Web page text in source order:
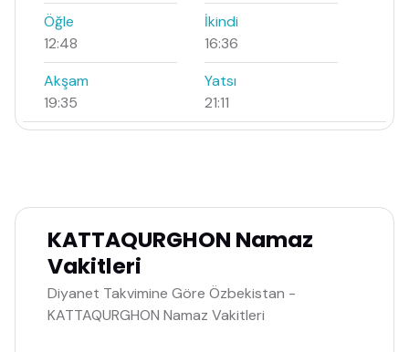
Öğle
12:48
İkindi
16:36
Akşam
19:35
Yatsı
21:11
KATTAQURGHON Namaz
Vakitleri
Diyanet Takvimine Göre Özbekistan -
KATTAQURGHON Namaz Vakitleri